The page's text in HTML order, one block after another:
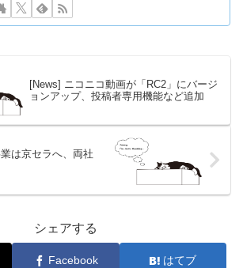
[News] ニコニコ動画が「RC2」にバージ
ョンアップ、投稿者専用機能など追加
は京セラへ、両社
シェアする
Facebook はてブ